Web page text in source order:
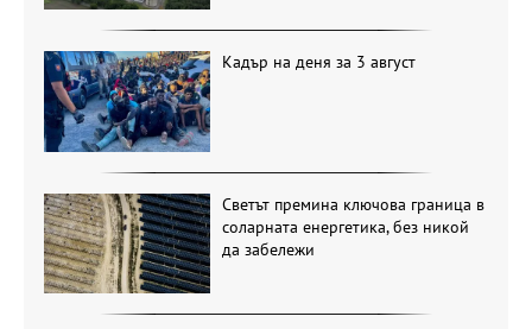
Кадър на деня за 3 август
Светът премина ключова граница в
соларната енергетика, без никой
да забележи